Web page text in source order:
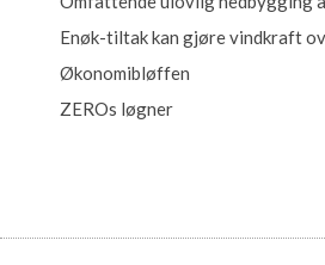
Enøk-tiltak kan gjøre vindkraft
Økonomibløffen
ZEROs løgner